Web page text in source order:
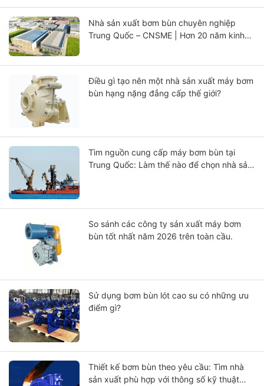
Nhà sản xuất bơm bùn chuyên nghiệp
Trung Quốc – CNSME | Hơn 20 năm kinh
Điều gì tạo nên một nhà sản xuất máy bơm
bùn hạng nặng đẳng cấp thế giới?
Tìm nguồn cung cấp máy bơm bùn tại
Trung Quốc: Làm thế nào để chọn nhà sản
So sánh các công ty sản xuất máy bơm
bùn tốt nhất năm 2026 trên toàn cầu.
Sử dụng bơm bùn lót cao su có những ưu
điểm gì?
Thiết kế bơm bùn theo yêu cầu: Tìm nhà
sản xuất phù hợp với thông số kỹ thuật